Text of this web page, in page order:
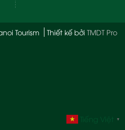
Tourism Thiết kế bởi TMDT Pro
Tiếng Việt ▼